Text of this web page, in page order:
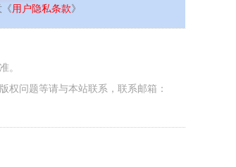
《用户隐私条款》
。
权问题等请与本站联系，联系邮箱：